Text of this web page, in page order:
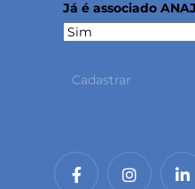
Já é associado
Cadastrar